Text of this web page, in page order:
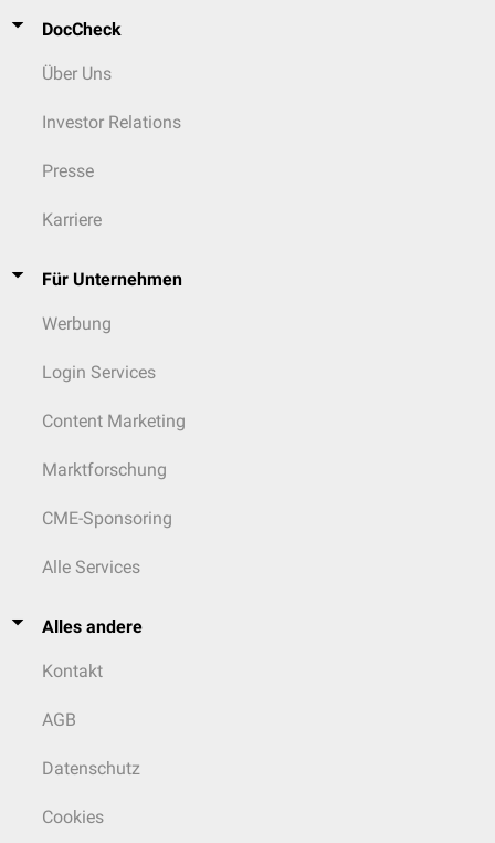
DocCheck
Über Uns
Investor Relations
Presse
Karriere
Für Unternehmen
Werbung
Login Services
Content Marketing
Marktforschung
CME-Sponsoring
Alle Services
Alles andere
Kontakt
AGB
Datenschutz
Cookies